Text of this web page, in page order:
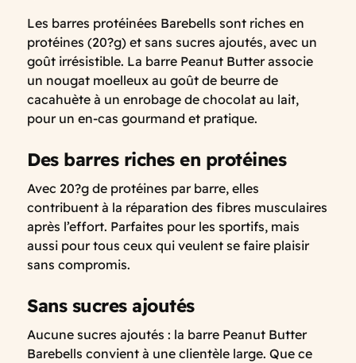
Les barres protéinées Barebells sont riches en
protéines (20?g) et sans sucres ajoutés, avec un
goût irrésistible. La barre Peanut Butter associe
un nougat moelleux au goût de beurre de
cacahuète à un enrobage de chocolat au lait,
pour un en-cas gourmand et pratique.
Des barres riches en protéines
Avec 20?g de protéines par barre, elles
contribuent à la réparation des fibres musculaires
après l’effort. Parfaites pour les sportifs, mais
aussi pour tous ceux qui veulent se faire plaisir
sans compromis.
Sans sucres ajoutés
Aucune sucres ajoutés : la barre Peanut Butter
Barebells convient à une clientèle large. Que ce